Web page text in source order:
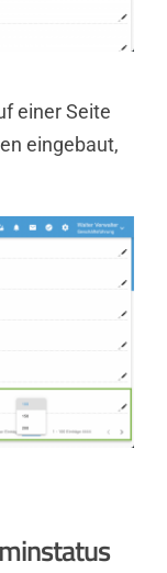
einer Seite
eingebaut,